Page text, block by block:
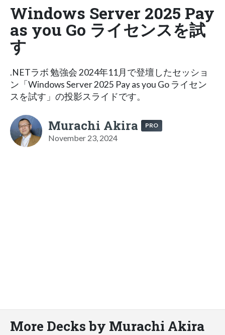
Windows Server 2025 Pay
as you Go ライセンスを試
す
.NETラボ 勉強会 2024年11月で登壇したセッショ
ン「Windows Server 2025 Pay as you Go ライセン
スを試す」の投影スライドです。
Murachi Akira PRO
November 23, 2024
More Decks by Murachi Akira